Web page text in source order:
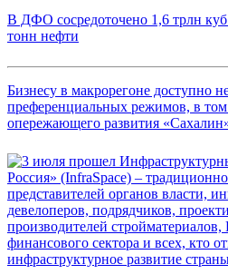
В ДФО сосредоточено 1,6 трлн
тонн нефти
Бизнесу в макрорегоне доступно
преференциальных режимов, в том
опережающего развития